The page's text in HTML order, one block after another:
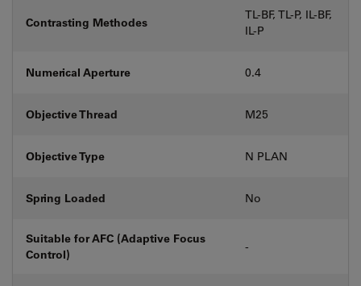
Contrasting Methodes
TL-BF, TL-P, IL-BF,
IL-P
Numerical Aperture 0.4
Objective Thread M25
Objective Type N PLAN
Spring Loaded No
Suitable for AFC (Adaptive Focus
Control)
-